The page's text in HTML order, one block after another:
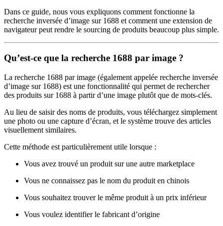
Dans ce guide, nous vous expliquons comment fonctionne la
recherche inversée d’image sur 1688 et comment une extension de
navigateur peut rendre le sourcing de produits beaucoup plus simple.
Qu’est-ce que la recherche 1688 par image ?
La recherche 1688 par image (également appelée recherche inversée
d’image sur 1688) est une fonctionnalité qui permet de rechercher
des produits sur 1688 à partir d’une image plutôt que de mots-clés.
Au lieu de saisir des noms de produits, vous téléchargez simplement
une photo ou une capture d’écran, et le système trouve des articles
visuellement similaires.
Cette méthode est particulièrement utile lorsque :
Vous avez trouvé un produit sur une autre marketplace
Vous ne connaissez pas le nom du produit en chinois
Vous souhaitez trouver le même produit à un prix inférieur
Vous voulez identifier le fabricant d’origine